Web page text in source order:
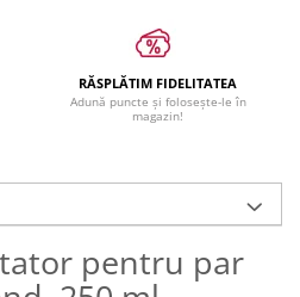
RĂSPLĂTIM FIDELITATEA
Adună puncte și folosește-le în
magazin!
pentru par